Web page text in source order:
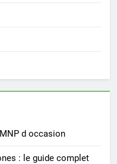
d occasion
: le guide complet